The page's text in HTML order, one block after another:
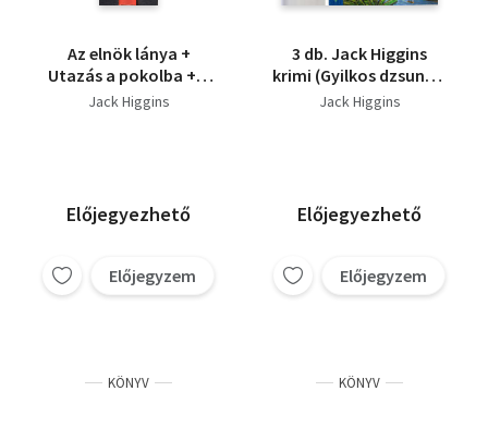
Az elnök lánya +
Utazás a pokolba + A
leszámolás napja (3
Jack Higgins
Előjegyezhető
Előjegyzem
3 db. Jack Higgins
krimi (Gyilkos dzsungel
+ Bosszúhadjárat + Az
Jack Higgins
Előjegyezhető
Előjegyzem
KÖNYV KÖNYV